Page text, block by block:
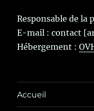
Responsable de la
E-mail : contact
Hébergement :
Accueil